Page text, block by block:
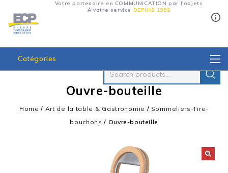
Votre partenaire en COMMUNICATION par l'objets
À votre service DEPUIS 1992
Catégories
Ouvre-bouteille
Home / Art de la table & Gastronomie / Sommeliers-Tire-
bouchons / Ouvre-bouteille